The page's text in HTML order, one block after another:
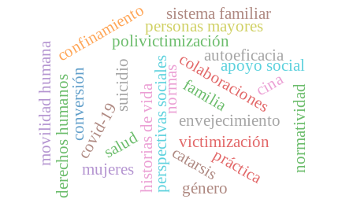
normascolaboraciones
perspectivas sociales victimización
polivictimización
suicidio
covid-19
confinamiento autoeficacia
apoyo social
historias de vida catarsis
conversión
personas mayores
envejecimiento
familia
derechos humanos práctica normatividad
movilidad humana
sistema familiar
salud
género
mujeres
cina